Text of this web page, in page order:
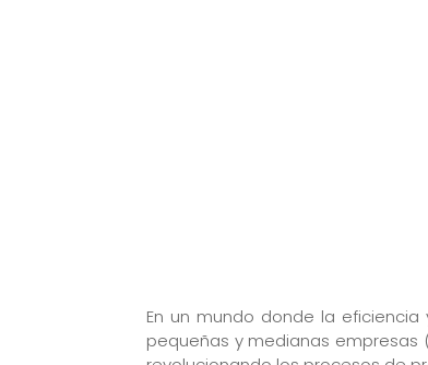
En un mundo donde la
pequeñas y medianas